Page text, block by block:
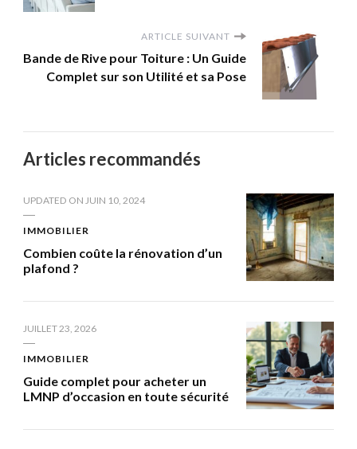
ARTICLE SUIVANT
Bande de Rive pour Toiture : Un Guide
Complet sur son Utilité et sa Pose
Articles recommandés
UPDATED ON JUIN 10, 2024
IMMOBILIER
Combien coûte la rénovation d’un
plafond ?
JUILLET 23, 2026
IMMOBILIER
Guide complet pour acheter un
LMNP d’occasion en toute sécurité